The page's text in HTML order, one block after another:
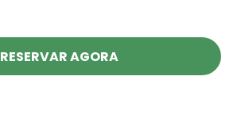
RESERVAR AGORA